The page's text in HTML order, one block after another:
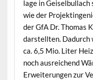
lage in Geisel­bul­lach
wie der
der GfA Dr. Thomas
darstell­ten. Dadurch
ca. 6,5 Mio. Liter
noch aus­re­ichend
Erweiterun­gen zur